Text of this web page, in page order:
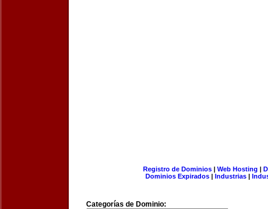
Registro de Dominios| Web Hosting |
Dominios Expirados | Industrias |
Categorías de Dominio: